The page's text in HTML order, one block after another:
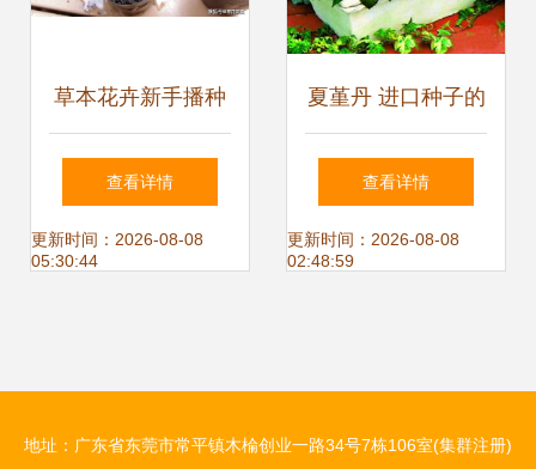
草本花卉新手播种
指南 从理论到实
践，助你提高种子
查看详情
更新时间：2026-08-08
05:30:44
夏堇丹 进口种子的
盛夏精灵，点亮花
园的缤纷诗篇
查看详情
更新时间：2026-08-08
02:48:59
地址：广东省东莞市常平镇木棆创业一路34号7栋106室(集群注册)